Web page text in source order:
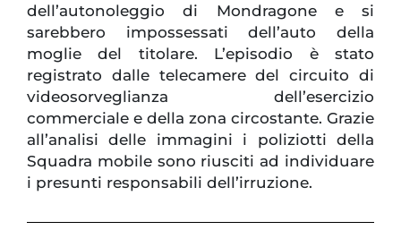
dell’autonoleggio di Mondragone e si
sarebbero impossessati dell’auto della
moglie del titolare. L’episodio è stato
registrato dalle telecamere del circuito di
videosorveglianza dell’esercizio
commerciale e della zona circostante. Grazie
all’analisi delle immagini i poliziotti della
Squadra mobile sono riusciti ad individuare
i presunti responsabili dell’irruzione.